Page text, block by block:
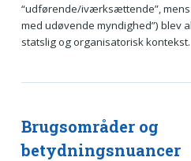
“udførende/iværksættende”,
med udøvende myndighed”) blev
statslig og organisatorisk kontekst.
Brugsområder og
betydningsnuancer